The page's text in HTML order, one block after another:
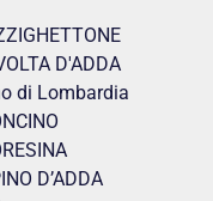
D'ADDA
di Lombardia
D’ADDA